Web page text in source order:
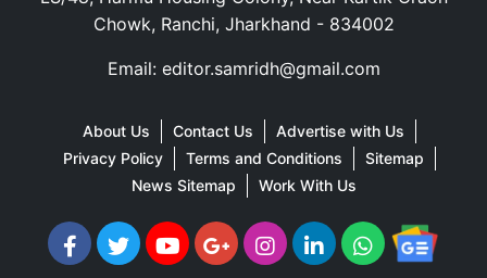
Chowk, Ranchi, Jharkhand - 834002
Email: editor.samridh@gmail.com
About Us Contact Us
Advertise with Us
Privacy Policy
Terms and Conditions
Sitemap
News Sitemap
Work With Us